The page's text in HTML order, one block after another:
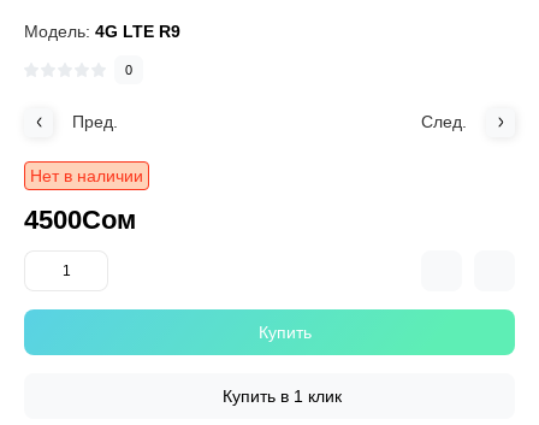
Модель: 4G LTE R9
0
Пред. След.
Нет в наличии
4500Сом
Купить
Купить в 1 клик